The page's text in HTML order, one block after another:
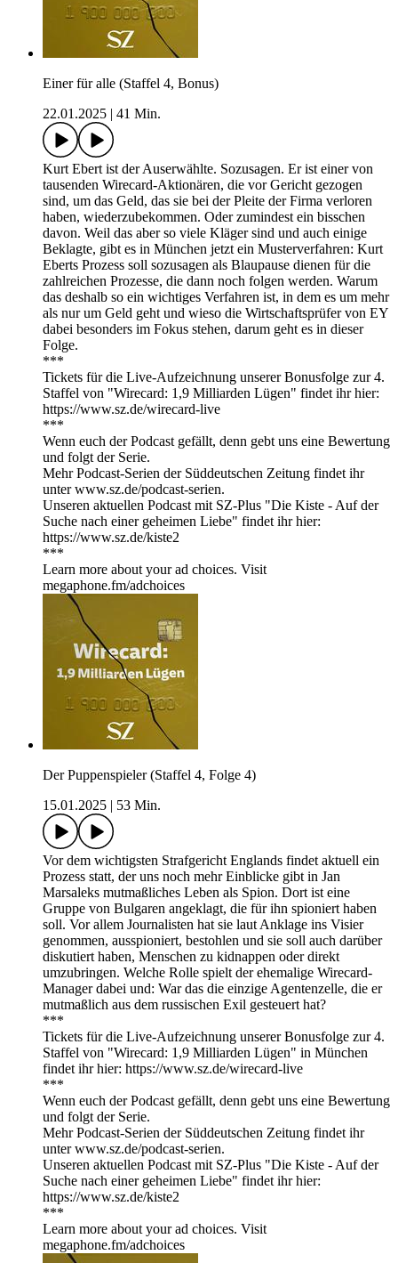
Einer für alle (Staffel 4, Bonus)
22.01.2025
41 Min.
Kurt Ebert ist der Auserwählte. Sozusagen. Er ist einer von
tausenden Wirecard-Aktionären, die vor Gericht gezogen
sind, um das Geld, das sie bei der Pleite der Firma verloren
haben, wiederzubekommen. Oder zumindest ein bisschen
davon. Weil das aber so viele Kläger sind und auch einige
Beklagte, gibt es in München jetzt ein Musterverfahren: Kurt
Eberts Prozess soll sozusagen als Blaupause dienen für die
zahlreichen Prozesse, die dann noch folgen werden. Warum
das deshalb so ein wichtiges Verfahren ist, in dem es um mehr
als nur um Geld geht und wieso die Wirtschaftsprüfer von EY
dabei besonders im Fokus stehen, darum geht es in dieser
Folge.
***
Tickets für die Live-Aufzeichnung unserer Bonusfolge zur 4.
Staffel von "Wirecard: 1,9 Milliarden Lügen" findet ihr hier:
https://www.sz.de/wirecard-live
***
Wenn euch der Podcast gefällt, denn gebt uns eine Bewertung
und folgt der Serie.
Mehr Podcast-Serien der Süddeutschen Zeitung findet ihr
unter www.sz.de/podcast-serien.
Unseren aktuellen Podcast mit SZ-Plus "Die Kiste - Auf der
Suche nach einer geheimen Liebe" findet ihr hier:
https://www.sz.de/kiste2
***
Learn more about your ad choices. Visit
megaphone.fm/adchoices
Der Puppenspieler (Staffel 4, Folge 4)
15.01.2025
53 Min.
Vor dem wichtigsten Strafgericht Englands findet aktuell ein
Prozess statt, der uns noch mehr Einblicke gibt in Jan
Marsaleks mutmaßliches Leben als Spion. Dort ist eine
Gruppe von Bulgaren angeklagt, die für ihn spioniert haben
soll. Vor allem Journalisten hat sie laut Anklage ins Visier
genommen, ausspioniert, bestohlen und sie soll auch darüber
diskutiert haben, Menschen zu kidnappen oder direkt
umzubringen. Welche Rolle spielt der ehemalige Wirecard-
Manager dabei und: War das die einzige Agentenzelle, die er
mutmaßlich aus dem russischen Exil gesteuert hat?
***
Tickets für die Live-Aufzeichnung unserer Bonusfolge zur 4.
Staffel von "Wirecard: 1,9 Milliarden Lügen" in München
findet ihr hier: https://www.sz.de/wirecard-live
***
Wenn euch der Podcast gefällt, denn gebt uns eine Bewertung
und folgt der Serie.
Mehr Podcast-Serien der Süddeutschen Zeitung findet ihr
unter www.sz.de/podcast-serien.
Unseren aktuellen Podcast mit SZ-Plus "Die Kiste - Auf der
Suche nach einer geheimen Liebe" findet ihr hier:
https://www.sz.de/kiste2
***
Learn more about your ad choices. Visit
megaphone.fm/adchoices